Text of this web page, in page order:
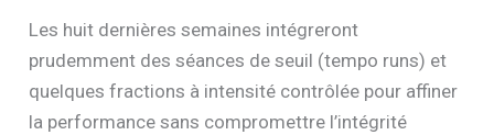
Les huit dernières semaines intégreront
prudemment des séances de seuil (tempo runs) et
quelques fractions à intensité contrôlée pour affiner
la performance sans compromettre l’intégrité